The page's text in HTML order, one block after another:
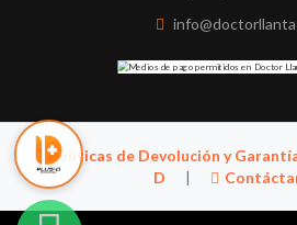
Políticas de Devolución y
D
|